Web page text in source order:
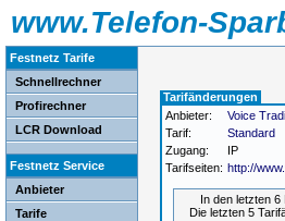
www.Telefon-
Festnetz Tarife
Schnellrechner
Profirechner
LCR Download
Festnetz Service
Anbieter
Tarife
Tarifänderungen
Anbieter:
Voice
Tarif:
Standard
Zugang:
IP
Tarifseiten: http://
In den letzten
Die letzten 5